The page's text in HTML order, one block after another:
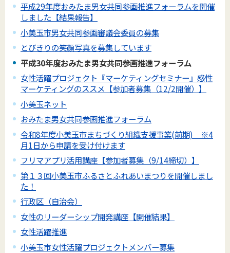
平成29年度おみたま男女共同参画推進フォーラムを開催
しました【結果報告】
小美玉市男女共同参画審議会委員の募集
とびきりの笑顔写真を募集しています
平成30年度おみたま男女共同参画推進フォーラム
女性活躍プロジェクト『マーケティングセミナー』感性
マーケティングのススメ【参加者募集（12/2開催）】
小美玉ネット
おみたま男女共同参画推進フォーラム
令和8年度小美玉市まちづくり組織支援事業(前期) ※4
月1日から申請を受け付けます
フリマアプリ活用講座【参加者募集（9/14締切）】
第１３回小美玉市ふるさとふれあいまつりを開催しまし
た！
行政区（自治会）
女性のリーダーシップ開発講座【開催結果】
女性活躍推進
小美玉市女性活躍プロジェクトメンバー募集